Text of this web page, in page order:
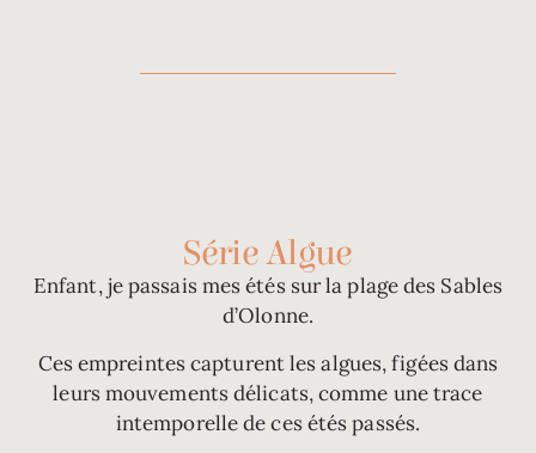
Série Algue
Enfant, je passais mes étés sur la plage des Sables
d’Olonne.
Ces empreintes capturent les algues, figées dans
leurs mouvements délicats, comme une trace
intemporelle de ces étés passés.